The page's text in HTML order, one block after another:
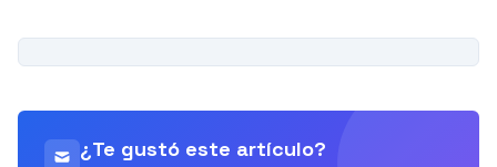
¿Te gustó este artículo?